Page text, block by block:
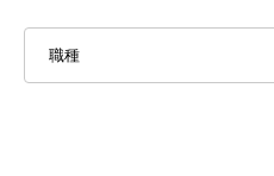
職種